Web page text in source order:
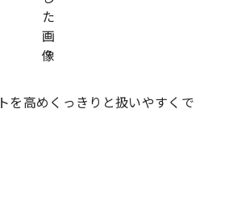
を高めくっきりと扱いやすくで